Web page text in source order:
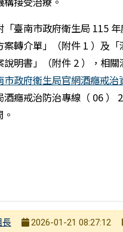
：轉知本府衛生局為提供
「臺南市政府衛生局 115
案轉介單」（附件 1 ）及「
說明書」（附件 2 ），相
市政府衛生局官網酒癮戒治
酒癮戒治防治專線（ 06 ）
2026-01-21 08:27:12